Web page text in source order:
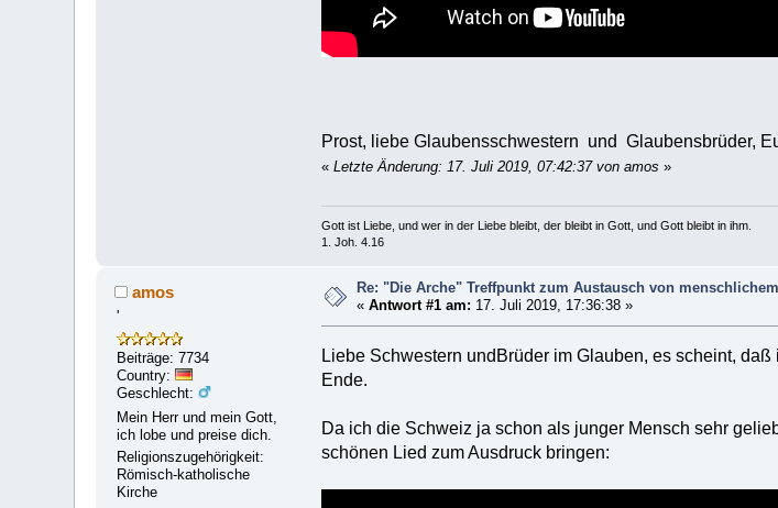
Prost, liebe Glaubensschwestern und Glaubensbrüder,
« Letzte Änderung: 17. Juli 2019, 07:42:37 von amos »
Gott ist Liebe, und wer in der Liebe bleibt, der bleibt in Gott, und Gott bleibt in ihm.
1. Joh. 4.16
amos
'
Beiträge: 7734
Country:
Geschlecht:
Mein Herr und mein Gott,
ich lobe und preise dich.
Religionszugehörigkeit:
Römisch-katholische
Kirche
Re: "Die Arche" Treffpunkt zum Austausch von
«Antwort #1 am: 17. Juli 2019, 17:36:38 »
Liebe Schwestern undBrüder im Glauben, es scheint,
Ende.
Da ich die Schweiz ja schon als junger Mensch sehr
schönen Lied zum Ausdruck bringen: